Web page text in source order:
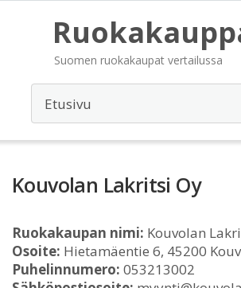
Suomen ruokakaupat vertailussa
Kouvolan Lakritsi Oy
Ruokakaupan nimi: Kouvolan
Osoite: Hietamäentie 6, 45200
Puhelinnumero: 053213002